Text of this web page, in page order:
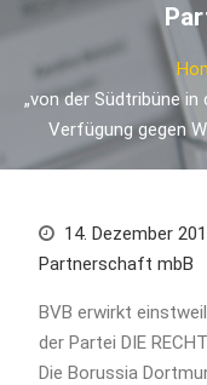
„von der Südtribüne
Verfügung gegen
14. Dezember
Partnerschaft mbB
BVB erwirkt
der Partei DIE
Die Borussia